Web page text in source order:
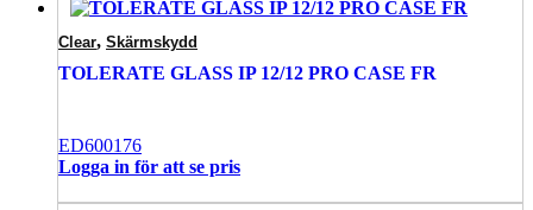
Clear, Skärmskydd
TOLERATE GLASS IP 12/12 PRO CASE FR
ED600176
Logga in för att se pris